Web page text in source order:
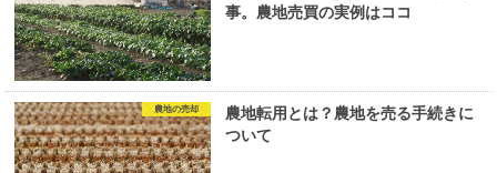
事。農地売買の実例はココ
農地の売却
農地転用とは？農地を売る手続きに
ついて